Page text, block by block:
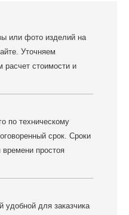
или фото изделий на
Уточняем
расчет стоимости и
по техническому
срок. Сроки
простоя
для заказчика